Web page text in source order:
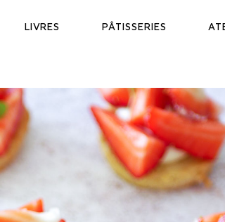
LIVRES PÂTISSERIES